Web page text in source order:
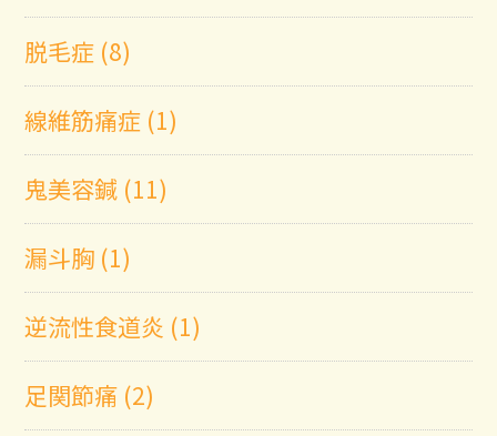
脱毛症 (8)
線維筋痛症 (1)
鬼美容鍼 (11)
漏斗胸 (1)
逆流性食道炎 (1)
足関節痛 (2)